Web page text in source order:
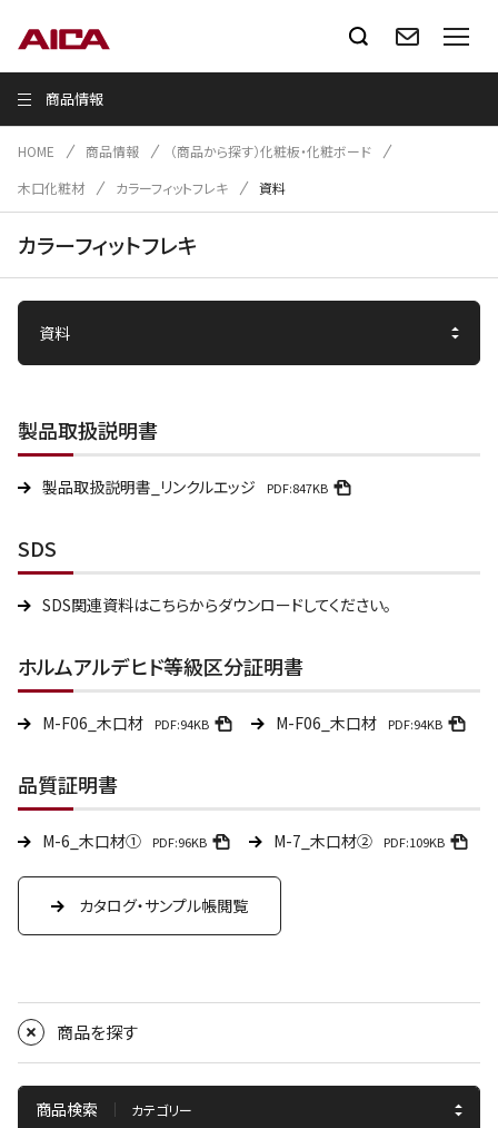
商品情報
HOME 商品情報
（商品から探す）化粧板・化粧ボード
木口化粧材
カラーフィットフレキ 資料
カラーフィットフレキ
製品取扱説明書
製品取扱説明書_リンクルエッジ PDF:847KB
SDS
SDS関連資料はこちらからダウンロードしてください。
ホルムアルデヒド等級区分証明書
M-F06_木口材 PDF:94KB M-F06_木口材 PDF:94KB
品質証明書
M-6_木口材① PDF:96KB M-7_木口材② PDF:109KB
カタログ・サンプル帳閲覧
商品を探す
商品検索